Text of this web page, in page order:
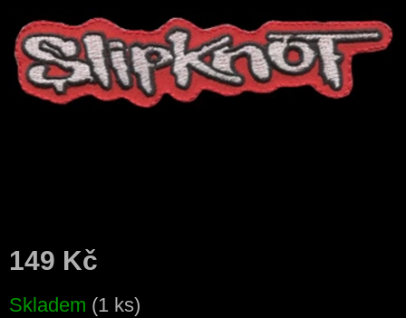
149 Kč
cena:
Skladem (1 ks)